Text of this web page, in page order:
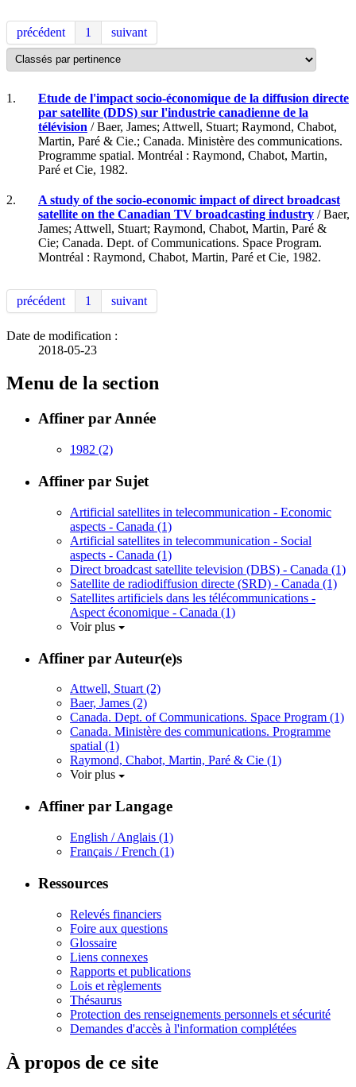
précédent 1 suivant
1.
Etude de l'impact socio-économique de la diffusion directe
par satellite (DDS) sur l'industrie canadienne de la
télévision / Baer, James; Attwell, Stuart; Raymond, Chabot,
Martin, Paré & Cie.; Canada. Ministère des communications.
Programme spatial. Montréal : Raymond, Chabot, Martin,
Paré et Cie, 1982.
2.
A study of the socio-economic impact of direct broadcast
satellite on the Canadian TV broadcasting industry / Baer,
James; Attwell, Stuart; Raymond, Chabot, Martin, Paré &
Cie; Canada. Dept. of Communications. Space Program.
Montréal : Raymond, Chabot, Martin, Paré et Cie, 1982.
précédent 1 suivant
Date de modification :
2018-05-23
Menu de la section
Affiner par Année
1982 (2)
Affiner par Sujet
Artificial satellites in telecommunication - Economic
aspects - Canada (1)
Artificial satellites in telecommunication - Social
aspects - Canada (1)
Direct broadcast satellite television (DBS) - Canada (1)
Satellite de radiodiffusion directe (SRD) - Canada (1)
Satellites artificiels dans les télécommunications -
Aspect économique - Canada (1)
Voir plus
Affiner par Auteur(e)s
Attwell, Stuart(2)
Baer, James (2)
Canada. Dept. of Communications. Space Program (1)
Canada. Ministère des communications. Programme
spatial (1)
Raymond, Chabot, Martin, Paré & Cie (1)
Voir plus
Affiner par Langage
English / Anglais (1)
Français / French (1)
Ressources
Relevés financiers
Foire aux questions
Glossaire
Liens connexes
Rapports et publications
Lois et règlements
Thésaurus
Protection des renseignements personnels et sécurité
Demandes d'accès à l'information complétées
À propos de ce site